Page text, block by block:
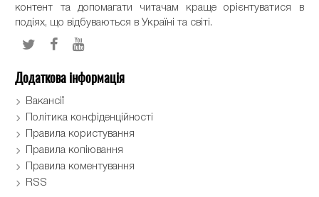
контент та допомагати читачам краще орієнтуватися в
подіях, що відбуваються в Україні та світі.
Додаткова інформація
Вакансії
Політика конфіденційності
Правила користування
Правила копіювання
Правила коментування
RSS